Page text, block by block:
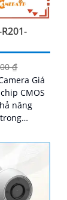
₫
Giá
CMOS
năng
kiệm có